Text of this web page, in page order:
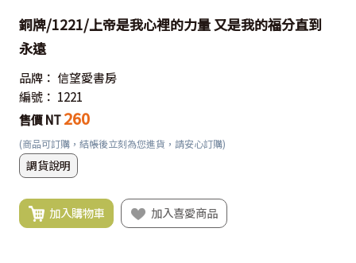
銅牌/1221/上帝是我心裡的力量 又是我的福分直到
永遠
品牌： 信望愛書房
編號： 1221
售價 NT 260
(商品可訂購，結帳後立刻為您進貨，請安心訂購)
調貨說明
加入購物車 加入喜愛商品